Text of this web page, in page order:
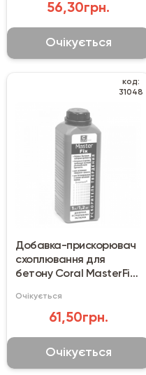
56,30грн.
Очікується
код:
31048
Добавка-прискорювач
схоплювання для
бетону Coral MasterFix
Очікується
61,50грн.
Очікується